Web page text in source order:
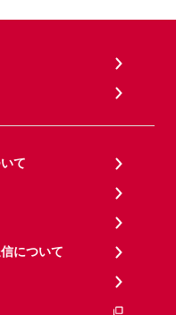
て
について